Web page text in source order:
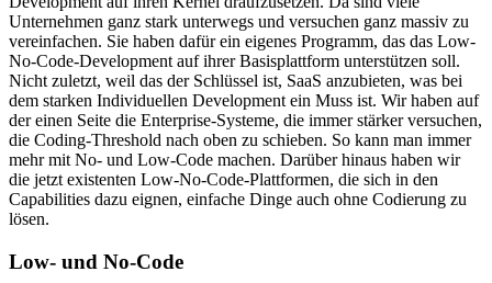
Unternehmen ganz stark unterwegs und versuchen ganz massiv zu
vereinfachen. Sie haben dafür ein eigenes Programm, das das Low-
No-Code-Development auf ihrer Basisplattform unterstützen soll.
Nicht zuletzt, weil das der Schlüssel ist, SaaS anzubieten, was bei
dem starken Individuellen Development ein Muss ist. Wir haben auf
der einen Seite die Enterprise-Systeme, die immer stärker versuchen,
die Coding-Threshold nach oben zu schieben. So kann man immer
mehr mit No- und Low-Code machen. Darüber hinaus haben wir
die jetzt existenten Low-No-Code-Plattformen, die sich in den
Capabilities dazu eignen, einfache Dinge auch ohne Codierung zu
lösen.
Low- und No-Code